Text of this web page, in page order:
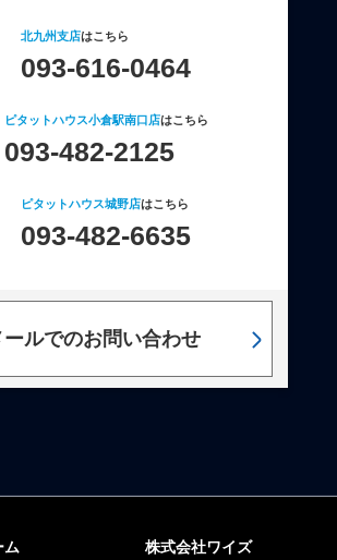
北九州支店はこちら
093-616-0464
ピタットハウス小倉駅南口店はこちら
093-482-2125
ピタットハウス城野店はこちら
093-482-6635
ールでのお問い合わせ
ム
株式会社ワイズ